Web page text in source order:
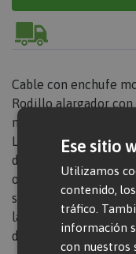
Cable con enchufe
Rodillo alargador
metros de longitud.
Las características
del modelo, las
otra. En caso de no
suministrará uno de
las características
disponibles.
Ese sitio
Utilizamos
contenido,
tráfico.
información
con nuestros